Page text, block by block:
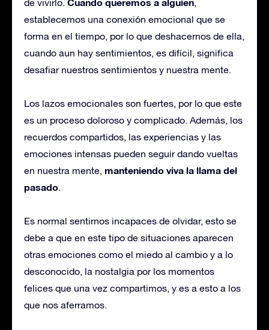
de vivirlo.
,
establecemos una conexión emocional que se
forma en el tiempo, por lo que deshacernos de ella,
cuando aun hay sentimientos, es difícil, significa
desafiar nuestros sentimientos y nuestra mente.
Los lazos emocionales son fuertes, por lo que este
es un proceso doloroso y complicado. Además, los
recuerdos compartidos, las experiencias y las
emociones intensas pueden seguir dando vueltas
en nuestra mente, manteniendo viva la llama del
pasado.
Es normal sentirnos incapaces de olvidar, esto se
debe a que en este tipo de situaciones aparecen
otras emociones como el miedo al cambio y a lo
desconocido, la nostalgia por los momentos
felices que una vez compartimos, y es a esto a los
que nos aferramos.